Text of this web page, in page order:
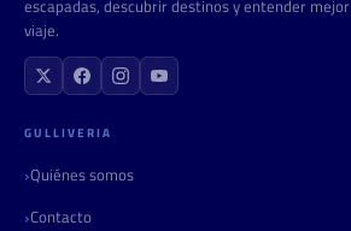
escapadas, descubrir destinos y entender
viaje.
GULLIVERIA
Quiénes somos
Contacto